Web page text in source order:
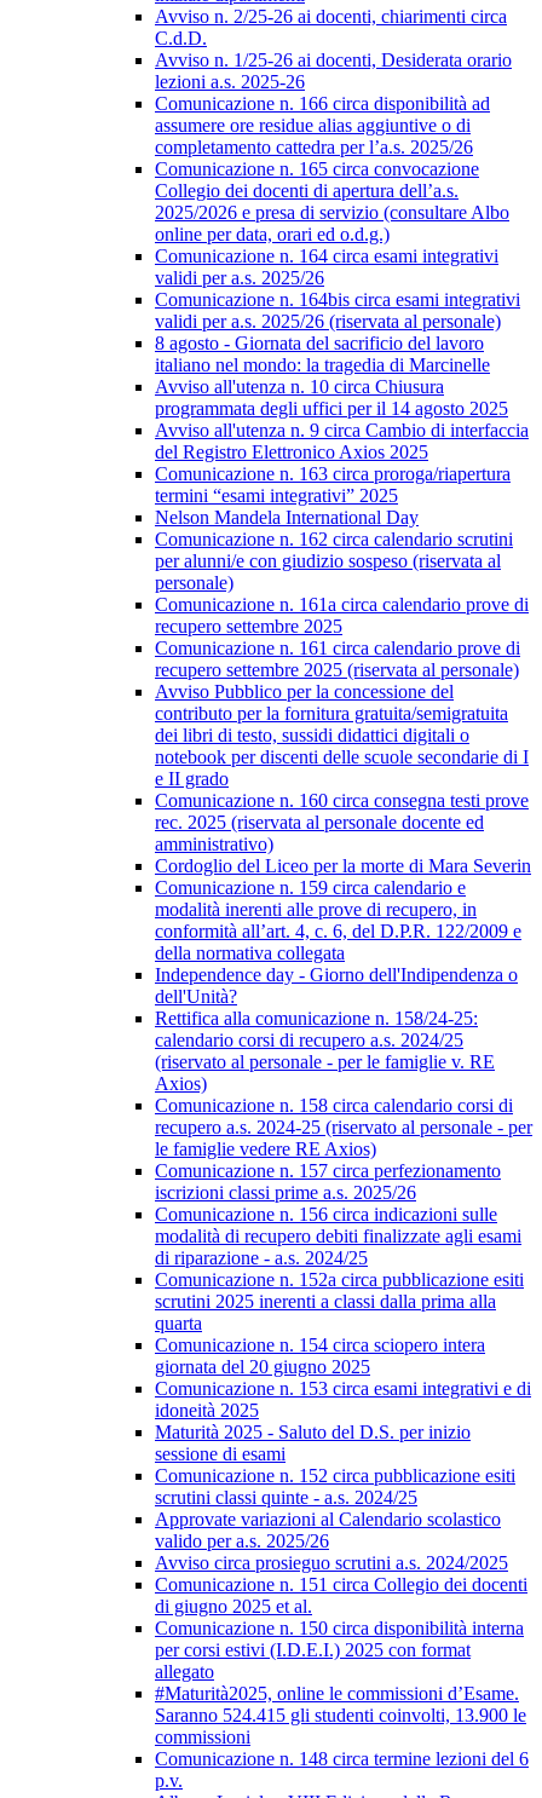
Avviso n. 2/25-26 ai docenti, chiarimenti circa
C.d.D.
Avviso n. 1/25-26 ai docenti, Desiderata orario
lezioni a.s. 2025-26
Comunicazione n. 166 circa disponibilità ad
assumere ore residue alias aggiuntive o di
completamento cattedra per l’a.s. 2025/26
Comunicazione n. 165 circa convocazione
Collegio dei docenti di apertura dell’a.s.
2025/2026 e presa di servizio (consultare Albo
online per data, orari ed o.d.g.)
Comunicazione n. 164 circa esami integrativi
validi per a.s. 2025/26
Comunicazione n. 164bis circa esami integrativi
validi per a.s. 2025/26 (riservata al personale)
8 agosto - Giornata del sacrificio del lavoro
italiano nel mondo: la tragedia di Marcinelle
Avviso all'utenza n. 10 circa Chiusura
programmata degli uffici per il 14 agosto 2025
Avviso all'utenza n. 9 circa Cambio di interfaccia
del Registro Elettronico Axios 2025
Comunicazione n. 163 circa proroga/riapertura
termini “esami integrativi” 2025
Nelson Mandela International Day
Comunicazione n. 162 circa calendario scrutini
per alunni/e con giudizio sospeso (riservata al
personale)
Comunicazione n. 161a circa calendario prove di
recupero settembre 2025
Comunicazione n. 161 circa calendario prove di
recupero settembre 2025 (riservata al personale)
Avviso Pubblico per la concessione del
contributo per la fornitura gratuita/semigratuita
dei libri di testo, sussidi didattici digitali o
notebook per discenti delle scuole secondarie di I
e II grado
Comunicazione n. 160 circa consegna testi prove
rec. 2025 (riservata al personale docente ed
amministrativo)
Cordoglio del Liceo per la morte di Mara Severin
Comunicazione n. 159 circa calendario e
modalità inerenti alle prove di recupero, in
conformità all’art. 4, c. 6, del D.P.R. 122/2009 e
della normativa collegata
Independence day - Giorno dell'Indipendenza o
dell'Unità?
Rettifica alla comunicazione n. 158/24-25:
calendario corsi di recupero a.s. 2024/25
(riservato al personale - per le famiglie v. RE
Axios)
Comunicazione n. 158 circa calendario corsi di
recupero a.s. 2024-25 (riservato al personale - per
le famiglie vedere RE Axios)
Comunicazione n. 157 circa perfezionamento
iscrizioni classi prime a.s. 2025/26
Comunicazione n. 156 circa indicazioni sulle
modalità di recupero debiti finalizzate agli esami
di riparazione - a.s. 2024/25
Comunicazione n. 152a circa pubblicazione esiti
scrutini 2025 inerenti a classi dalla prima alla
quarta
Comunicazione n. 154 circa sciopero intera
giornata del 20 giugno 2025
Comunicazione n. 153 circa esami integrativi e di
idoneità 2025
Maturità 2025 - Saluto del D.S. per inizio
sessione di esami
Comunicazione n. 152 circa pubblicazione esiti
scrutini classi quinte - a.s. 2024/25
Approvate variazioni al Calendario scolastico
valido per a.s. 2025/26
Avviso circa prosieguo scrutini a.s. 2024/2025
Comunicazione n. 151 circa Collegio dei docenti
di giugno 2025 et al.
Comunicazione n. 150 circa disponibilità interna
per corsi estivi (I.D.E.I.) 2025 con format
allegato
#Maturità2025, online le commissioni d’Esame.
Saranno 524.415 gli studenti coinvolti, 13.900 le
commissioni
Comunicazione n. 148 circa termine lezioni del 6
p.v.